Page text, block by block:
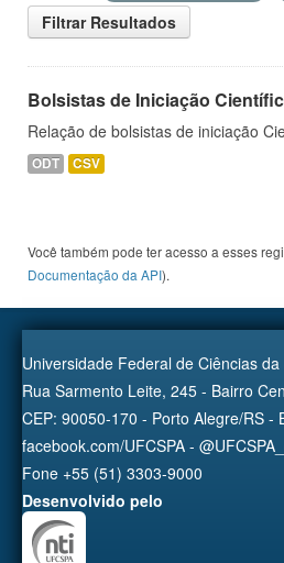
Filtrar Resultados
Bolsistas de Iniciação
Relação de bolsistas de iniciação
ODT CSV
Você também pode ter acesso a esses
Documentação da API).
Universidade Federal de Ciências
Rua Sarmento Leite, 245 - Bairro
CEP: 90050-170 - Porto Alegre/RS -
facebook.com/UFCSPA -
Fone +55 (51) 3303-9000
Desenvolvido pelo